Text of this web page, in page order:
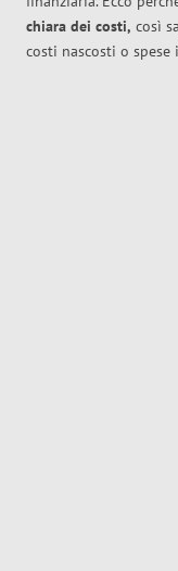
chiara dei costi, così
costi nascosti o spese